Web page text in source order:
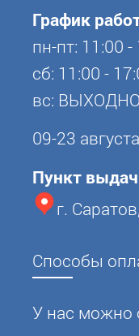
График
пн-пт: 11:00 -
сб: 11:00 -
вс:
09-23
Пункт
г.
Способы
У нас можно